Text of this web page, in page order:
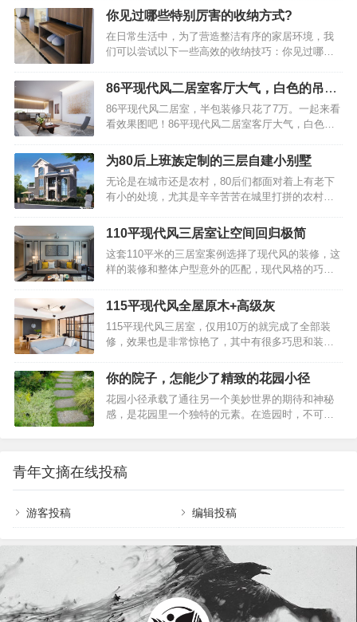
活态度上和对家具的选择上。就比如同样是睡觉的
卧室，爸妈他们对卧室的理解是：无论哪个卧室，
都必须要有一个双人床和一个标准的衣柜，不然能
叫卧室？越来越多人不在卧室放“双人床”了？学学广
东人的做法，美观实用年轻人则不同，他们认为卧
室虽然是用来睡觉的，但不能只用来睡觉，能融入
都使用千篇一律的双人床，只要能躺下睡个好觉，
就是好床，就…
你见过哪些特别厉害的收纳方式?
在日常生活中，为了营造整洁有序的家居环境，我
们可以尝试以下一些高效的收纳技巧：你见过哪些
洁，建议安装一个顶天立地的鞋柜，这样可以将换
季鞋子和当季常穿的鞋子有序地分开存放。你见过
哪些特别厉害的收纳方式？飘窗利用如果你家拥有
飘窗，不妨将其改造成一个实用的收纳柜或书桌，
既能节省空间，又能增添家居的功能性。你见过哪
些特别厉害的收纳方式？客厅收纳在客厅中放置一
让家居摆放显得更加丰富多彩。你见过哪些特别厉
害的收纳方式？垂直…
86平现代风二居室客厅大气，白色的吊顶
展现出十足的禅意
86平现代风二居室，半包装修只花了7万。一起来看
看效果图吧！86平现代风二居室客厅大气，白色的
立面,跳跃明快的色彩。86平现代风二居室客厅大
气，白色的吊顶展现出十足的禅意客厅整体采用白
色为主，显得干净整洁，白色沙发上的各式各样的
抱枕、非常的有活力。86平现代风二居室客厅大
气，白色的吊顶展现出十足的禅意客厅给人一种强
大的气场，白色的吊顶展现出十足的禅意。让一切
代风二居室客厅大气，白色的吊顶展现出十足的禅
意客…
为80后上班族定制的三层自建小别墅
无论是在城市还是农村，80后们都面对着上有老下
有小的处境，尤其是辛辛苦苦在城里打拼的农村
子，把父母、孩子、夫妻俩全可以住的下实在有点
难，所以不少人都会选择在老家再盖一栋小别墅，
一来父母养老居住方便，二来趁着政策还允许，在
老家把宅基地先占着，或者以后等老了给自己养老
的居所，那什么样的房子适合现在的农村建造呢？
下面美墅住宅给大家介绍一款美观又实用的别墅户
墅，这栋自建别墅的造型非常新颖，非常大方时
尚。灰白色的外墙，不…
110平现代风三居室让空间回归极简
这套110平米的三居室案例选择了现代风的装修，这
样的装修和整体户型意外的匹配，现代风格的巧妙
只花费了9万，可谓物美价廉了。110平现代风三居
室让空间回归极简, 餐厅充满原始自然的味道让空间
回归极简，就要抛开一切冗余的元素，只以简单的
线条彰显优雅格调，注重一线，一点，一面及其细
节处理，再搭配品位高级的功能性家具，呈现一种
感官上的简洁。110平现代风三居室让空间回归极
意不要装修得太繁杂，尤其是不要放太多的东西…
115平现代风全屋原木+高级灰
115平现代风三居室，仅用10万的就完成了全部装
修，效果也是非常惊艳了，其中有很多巧思和装修
修带去帮助。115平现代风全屋原木+高级灰，清新
上档次，全屋素雅尽显高级！客厅吊顶采用简单的
设计，将客厅空间的格调勾勒出来，很有时尚感。
115平现代风全屋原木+高级灰，清新上档次，全屋
气。115平现代风全屋原木+高级灰，清新上档次，
全屋素雅尽显高级！沉稳的暖色调让卧室显得更加
温…
你的院子，怎能少了精致的花园小径
花园小径承载了通往另一个美妙世界的期待和神秘
感，是花园里一个独特的元素。在造园时，不可忽
燥无味的过道。在这个狭小的空间里，如何打造一
条出类拔萃花园小径？01铺装材料庭院设计｜你的
院子，怎能少了精致的花园小径地面覆盖铺装材料
后，整个空间的氛围会为之一变。那么，我们选择
造出蜿蜒曲折的感觉？如何设计富于节奏的踏脚
石？庭院设计｜你…
青年文摘在线投稿
游客投稿 编辑投稿